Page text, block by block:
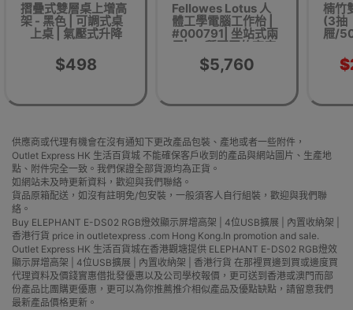
摺曡式雙層桌上增高
架 - 黑色 | 可調式桌
上桌 | 氣壓式升降
$498
Fellowes Lotus 人
體工學電腦工作枱 |
#000791| 坐站式兩
用| 22種不同的高度
設定 - 黑色
$5,760
楠竹
(3抽
屜/
供應商或代理有機會在沒有通知下更改產品包裝、產地或者一些附件，
Outlet Express HK 生活百貨城 不能確保客戶收到的產品與網站圖片、生產地
點、附件完全一致。我們保證全部貨源均為正貨。
如網站未及時更新資料，歡迎與我們聯絡。
貨品原箱配送，如沒有註明免/包安裝，一般須客人自行組裝，歡迎與我們聯
絡。
Buy ELEPHANT E-DS02 RGB燈效顯示屏增高架 | 4位USB擴展 | 內置收納架 |
香港行貨 price in outletexpress .com Hong Kong.In promotion and sale.
Outlet Express HK 生活百貨城在香港觀塘提供 ELEPHANT E-DS02 RGB燈效
顯示屏增高架 | 4位USB擴展 | 內置收納架 | 香港行貨 在那裡買邊到買或邊度買
代理資料及價錢實惠借批發優惠以及公司學校報價，更可送到香港或澳門而部
份產品比團購更優惠，更可以為你推薦推介相似產品及優點缺點，請留意我們
最新產品價格更新。